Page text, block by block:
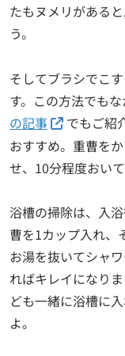
たもヌメリがある
う。
そしてブラシでこ
す。この方法でも
の記事
でもご紹
おすすめ。重曹を
せ、10分程度おい
浴槽の掃除は、入
曹を1カップ入れ、
お湯を抜いてシャ
ればキレイになり
ども一緒に浴槽に
よ。